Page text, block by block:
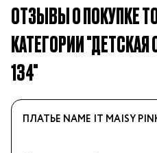
ОТЗЫВЫ О ПОКУПКЕ
КАТЕГОРИИ
134"
ПЛАТЬЕ NAME IT MAISY